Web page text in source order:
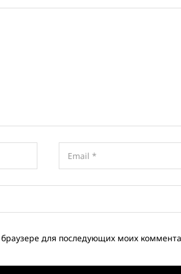
для последующих моих